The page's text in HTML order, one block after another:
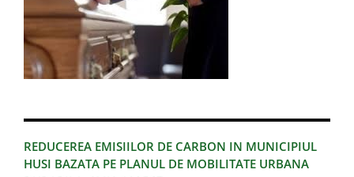
REDUCEREA EMISIILOR DE CARBON IN MUNICIPIUL
HUSI BAZATA PE PLANUL DE MOBILITATE URBANA